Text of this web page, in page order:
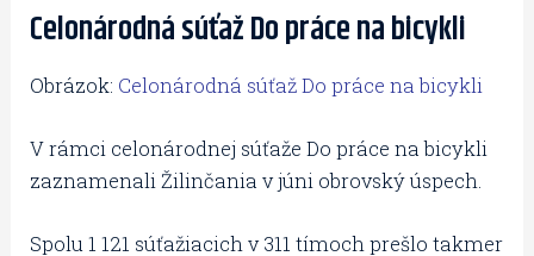
Celonárodná súťaž Do práce na bicykli
Obrázok: Celonárodná súťaž Do práce na bicykli
V rámci celonárodnej súťaže Do práce na bicykli
zaznamenali Žilinčania v júni obrovský úspech.
Spolu 1 121 súťažiacich v 311 tímoch prešlo takmer